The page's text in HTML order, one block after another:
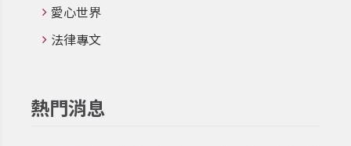
愛心世界
法律專文
熱門消息